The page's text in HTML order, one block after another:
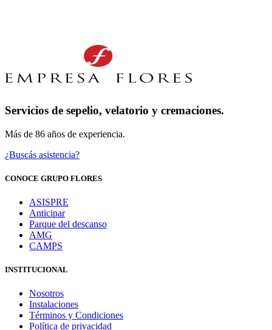
Servicios de sepelio, velatorio y cremaciones.
Más de 86 años de experiencia.
¿Buscás asistencia?
CONOCE GRUPO FLORES
ASISPRE
Anticipar
Parque del descanso
AMG
CAMPS
INSTITUCIONAL
Nosotros
Instalaciones
Términos y Condiciones
Política de privacidad